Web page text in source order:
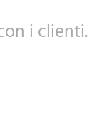
i clienti.